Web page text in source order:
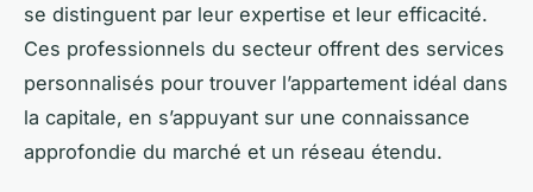
se distinguent par leur expertise et leur efficacité.
Ces professionnels du secteur offrent des services
personnalisés pour trouver l’appartement idéal dans
la capitale, en s’appuyant sur une connaissance
approfondie du marché et un réseau étendu.